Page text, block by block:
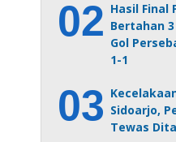
Hasil Final
Bertahan
Gol
1-1
Sidoarjo,
Tewas